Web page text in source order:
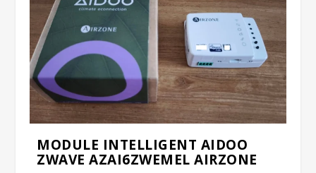
MODULE INTELLIGENT AIDOO
ZWAVE AZAI6ZWEMEL AIRZONE